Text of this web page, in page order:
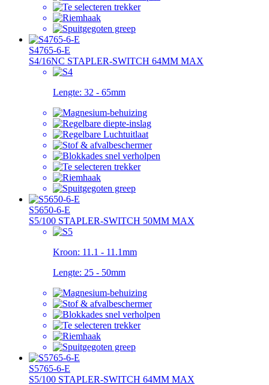
S4765-6-E
S4/16NC STAPLER-SWITCH 64MM MAX
Lengte: 32 - 65mm
S5650-6-E
S5/100 STAPLER-SWITCH 50MM MAX
Kroon: 11.1 - 11.1mm
Lengte: 25 - 50mm
S5765-6-E
S5/100 STAPLER-SWITCH 64MM MAX